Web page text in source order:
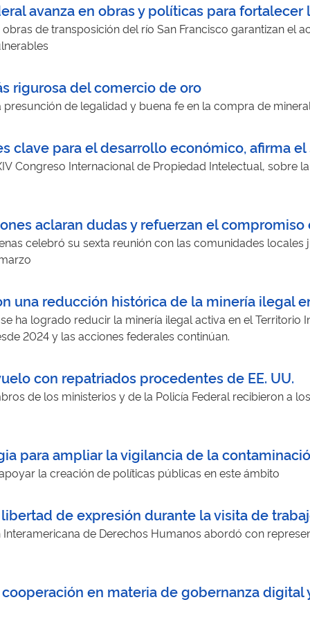
avanza en obras y políticas para
de transposición del río San Francisco garantizan el
rigurosa del comercio de oro
de legalidad y buena fe en la compra de
clave para el desarrollo económico, afirma
Congreso Internacional de Propiedad Intelectual,
aclaran dudas y refuerzan el
celebró su sexta reunión con las comunidades
una reducción histórica de la minería ilegal
ha logrado reducir la minería ilegal activa en el Territorio
2024 y las acciones federales continúan.
con repatriados procedentes de EE. UU.
de los ministerios y de la Policía Federal recibieron a
para ampliar la vigilancia de la
la creación de políticas públicas en este ámbito
de expresión durante la visita de
de Derechos Humanos abordó con
en materia de gobernanza